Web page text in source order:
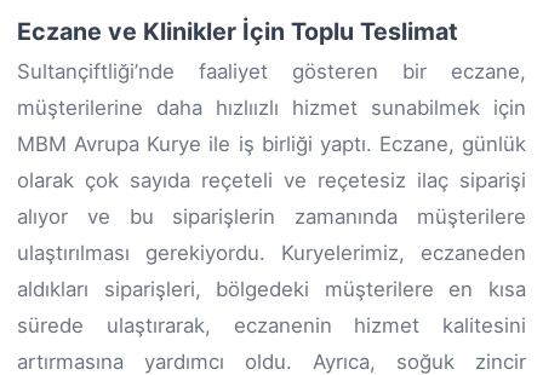
Eczane ve Klinikler İçin Toplu Teslimat
Sultançiftliği’nde faaliyet gösteren bir eczane,
müşterilerine daha hızlıızlı hizmet sunabilmek için
MBM Avrupa Kurye ile iş birliği yaptı. Eczane, günlük
olarak çok sayıda reçeteli ve reçetesiz ilaç siparişi
alıyor ve bu siparişlerin zamanında müşterilere
ulaştırılması gerekiyordu. Kuryelerimiz, eczaneden
aldıkları siparişleri, bölgedeki müşterilere en kısa
sürede ulaştırarak, eczanenin hizmet kalitesini
artırmasına yardımcı oldu. Ayrıca, soğuk zincir